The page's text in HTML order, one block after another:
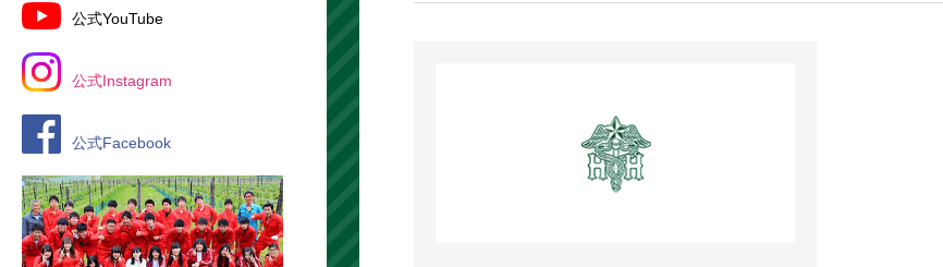
公式YouTube
公式Instagram
公式Facebook